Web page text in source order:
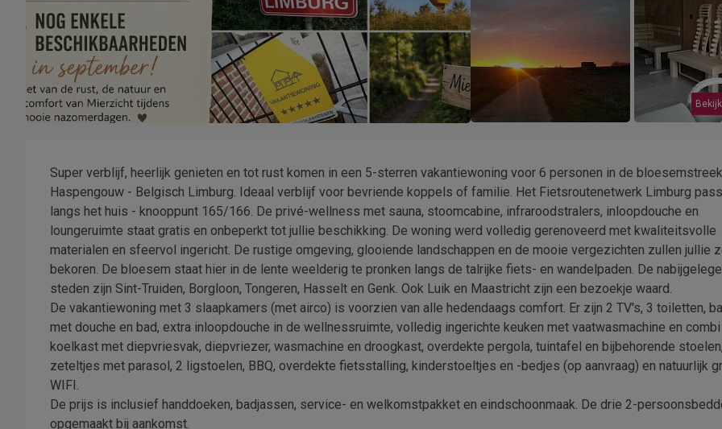
Super verblijf, heerlijk genieten en tot rust komen in een 5-sterren vakantiewoning voor 6 personen in de
Haspengouw - Belgisch Limburg. Ideaal verblijf voor bevriende koppels of familie. Het Fietsroutenetwerk Limburg
langs het huis - knooppunt 165/166. De privé-wellness met sauna, stoomcabine, infraroodstralers, inloopdouche en
loungeruimte staat gratis en onbeperkt tot jullie beschikking. De woning werd volledig gerenoveerd met kwaliteitsvolle
materialen en sfeervol ingericht. De rustige omgeving, glooiende landschappen en de mooie vergezichten zullen jullie
bekoren. De bloesem staat hier in de lente weelderig te pronken langs de talrijke fiets- en wandelpaden. De
steden zijn Sint-Truiden, Borgloon, Tongeren, Hasselt en Genk. Ook Luik en Maastricht zijn een bezoekje waard.
De vakantiewoning met 3 slaapkamers (met airco) is voorzien van alle hedendaags comfort. Er zijn 2 TV's, 3 toiletten,
met douche en bad, extra inloopdouche in de wellnessruimte, volledig ingerichte keuken met vaatwasmachine en combi
koelkast met diepvriesvak, diepvriezer, wasmachine en droogkast, overdekte pergola, tuintafel en bijbehorende
zeteltjes met parasol, 2 ligstoelen, BBQ, overdekte fietsstalling, kinderstoeltjes en -bedjes (op aanvraag) en natuurlijk
WIFI.
De prijs is inclusief handdoeken, badjassen, service- en welkomstpakket en eindschoonmaak. De drie 2-
opgemaakt bij aankomst.